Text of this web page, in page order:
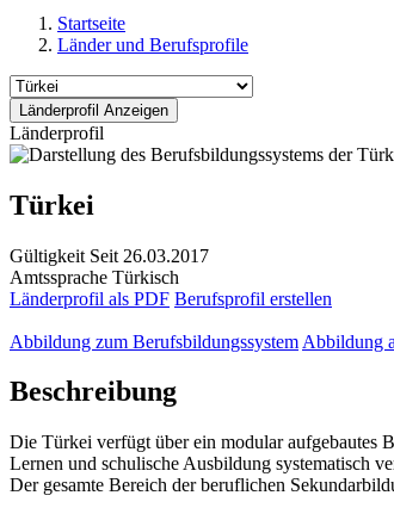
Startseite
Länder und Berufsprofile
Länderprofil
Türkei
Gültigkeit Seit 26.03.2017
Amtssprache Türkisch
Länderprofil als PDF Berufsprofil erstellen
Abbildung zum Berufsbildungssystem Abbildung
Beschreibung
Die Türkei verfügt über ein modular aufgebautes
Lernen und schulische Ausbildung systematisch
Der gesamte Bereich der beruflichen